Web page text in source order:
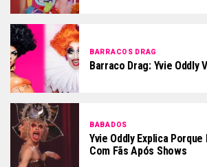
BARRACOS DRAG
Barraco Drag: Yvie Oddly
BABADOS
Yvie Oddly Explica
Com Fãs Após Shows